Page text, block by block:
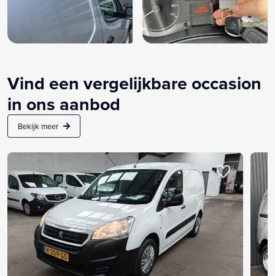
Vind een vergelijkbare occasion
in ons aanbod
Bekijk meer